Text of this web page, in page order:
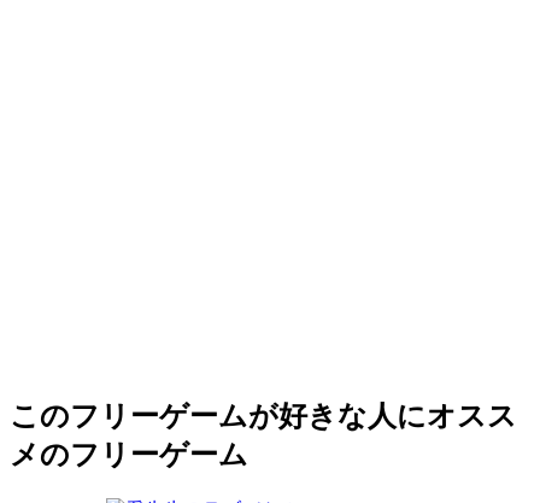
このフリーゲームが好きな人にオスス
メのフリーゲーム